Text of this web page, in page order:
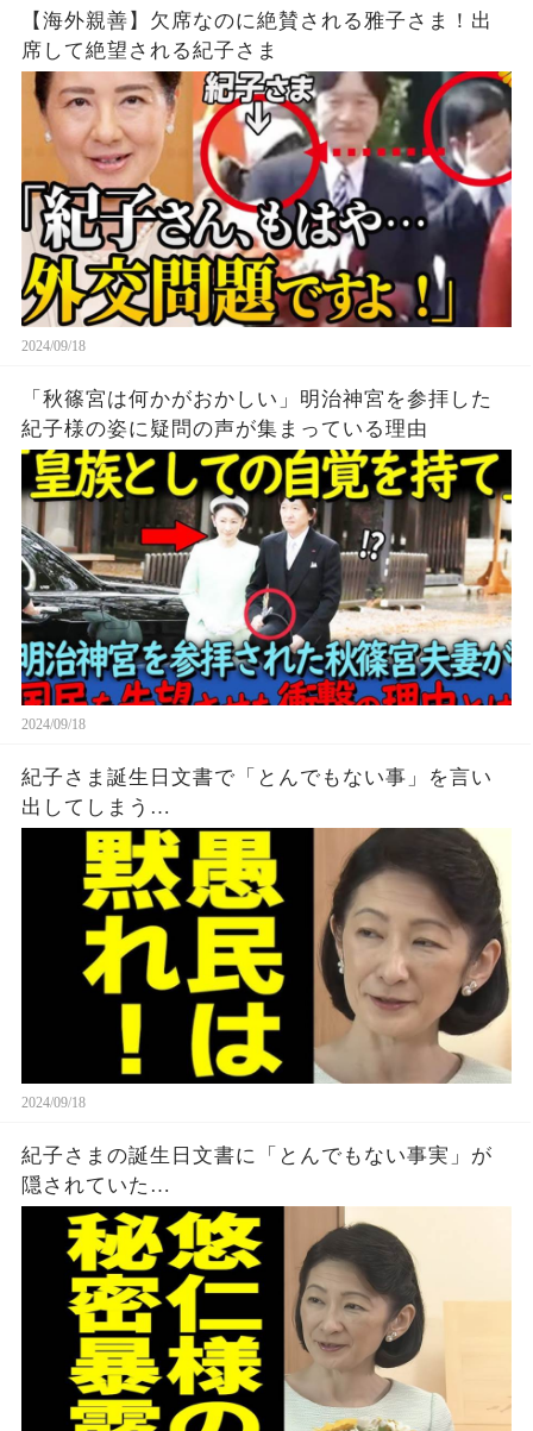
【海外親善】欠席なのに絶賛される雅子さま！出
席して絶望される紀子さま
2024/09/18
「秋篠宮は何かがおかしい」明治神宮を参拝した
紀子様の姿に疑問の声が集まっている理由
2024/09/18
紀子さま誕生日文書で「とんでもない事」を言い
出してしまう…
2024/09/18
紀子さまの誕生日文書に「とんでもない事実」が
隠されていた…